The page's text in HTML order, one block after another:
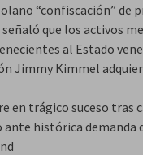
“confiscación” de
señaló que los activos
al Estado
Jimmy Kimmel
en trágico suceso tras
ante histórica